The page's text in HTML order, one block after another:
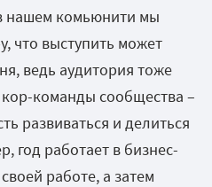
нашем комьюнити мы
что выступить может
ведь аудитория тоже
команды сообщества –
развиваться и делиться
год работает в бизнес-
работе, а затем